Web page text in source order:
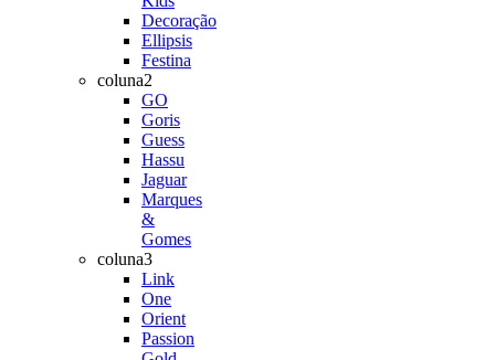
Decoração
Ellipsis
Festina
coluna2
GO
Goris
Guess
Hassu
Jaguar
Marques
&
Gomes
coluna3
Link
One
Orient
Passion